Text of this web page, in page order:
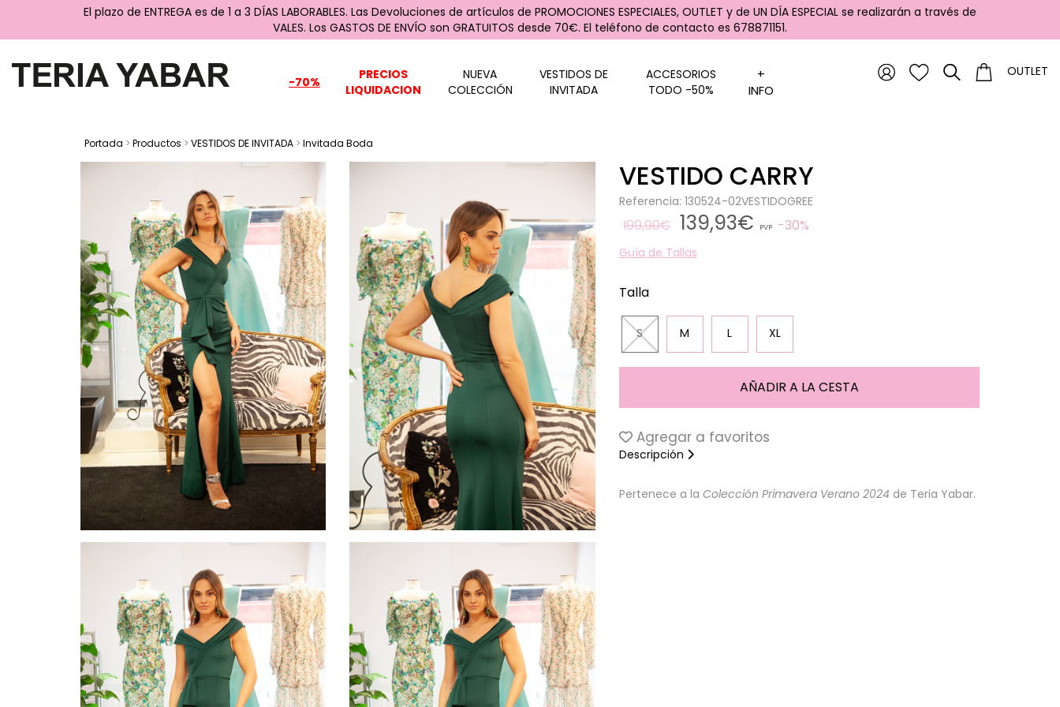
El plazo de ENTREGA es de 1 a 3 DÍAS LABORABLES. Las Devoluciones de artículos de PROMOCIONES ESPECIALES, OUTLET y de UN DÍA ESPECIAL se realizarán a través de
VALES. Los GASTOS DE ENVÍO son GRATUITOS desde 70€. El teléfono de contacto es 678871151.
OUTLET
-70%
PRECIOS
LIQUIDACION
NUEVA
COLECCIÓN
VESTIDOS DE
INVITADA
ACCESORIOS
TODO -50%
+
INFO
Portada > Productos > VESTIDOS DE INVITADA > Invitada Boda
VESTIDO CARRY
Referencia: 130524-02VESTIDOGREE
199,90€ 139,93€ PVP 30%
Guía de Tallas
Talla
S M L XL
Agregar a favoritos
Descripción
Pertenece a la Colección Primavera Verano 2024 de Teria Yabar.